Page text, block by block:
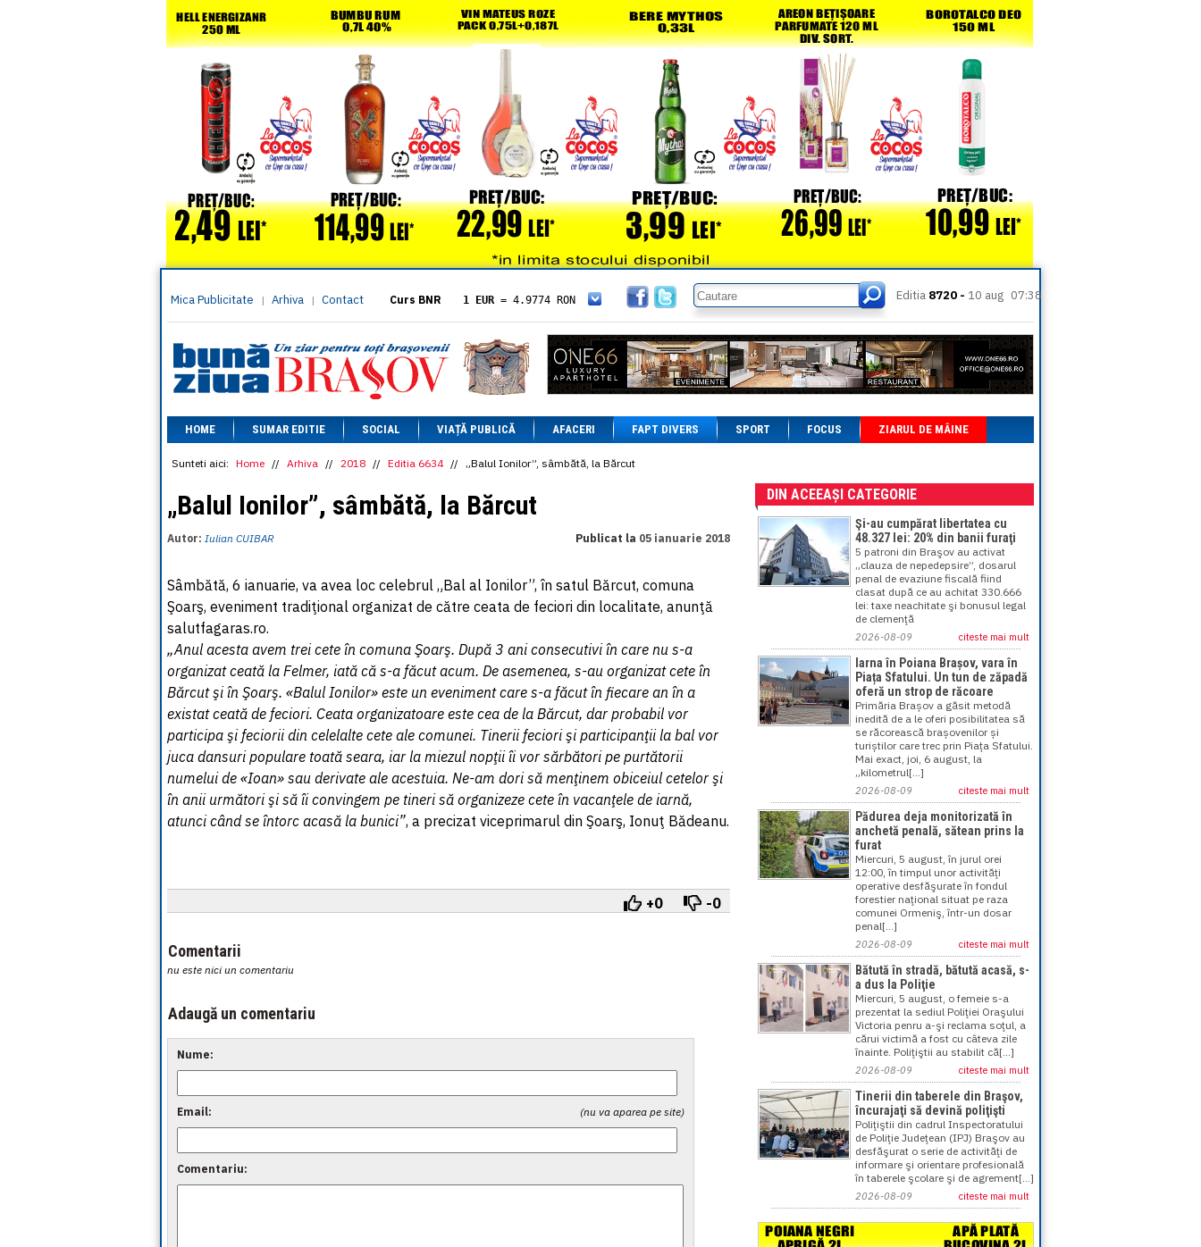
Mica Publicitate | Arhiva | Contact Curs BNR 1 EUR = 4.9774 RON
= 5.8304 RON
1 XAU= 464.4611 RON
1 AED= 1.1933 RON
1 AUD= 2.7957 RON
1 BGN= 2.5449 RON
1 CAD= 3.1559 RON
1 CHF= 5.2813 RON
1 CNY= 0.6015 RON
1 DKK
1 EGP
= 0.0860 RON
1 MDL= 0.2538 RON
1 MXN= 0.2227 RON
1 PLN = 1.1646 RON
1 RSD= 0.0425 RON
1 RUB= 0.0530 RON
= 0.4526 RON
1 TRY= 0.1141 RON
1 UAH= 0.1048 RON
1 XDR = 5.9383 RON
1 ZAR= 0.2318 RON
Editia 8720 - 10 aug 07:38
HOME SUMAR EDITIE SOCIAL VIAȚĂ PUBLICĂ AFACERI FAPT DIVERS SPORT FOCUS ZIARUL DE MÂINE
Sunteti aici: Home // Arhiva // 2018 // Editia 6634 // „Balul Ionilor”, sâmbătă, la Bărcut
„Balul Ionilor”, sâmbătă, la Bărcut
Autor: Iulian CUIBAR Publicat la 05 ianuarie 2018
Sâmbătă, 6 ianuarie, va avea loc celebrul „Bal al Ionilor”, în satul Bărcut, comuna
Şoarş, eveniment tradiţional organizat de către ceata de feciori din localitate, anunţă
salutfagaras.ro.
„Anul acesta avem trei cete în comuna Şoarş. După 3 ani consecutivi în care nu s-a
organizat ceată la Felmer, iată că s-a făcut acum. De asemenea, s-au organizat cete în
Bărcut şi în Şoarş. «Balul Ionilor» este un eveniment care s-a făcut în fiecare an în a
existat ceată de feciori. Ceata organizatoare este cea de la Bărcut, dar probabil vor
participa şi feciorii din celelalte cete ale comunei. Tinerii feciori şi participanţii la bal vor
juca dansuri populare toată seara, iar la miezul nopţii îi vor sărbători pe purtătorii
numelui de «Ioan» sau derivate ale acestuia. Ne-am dori să menţinem obiceiul cetelor şi
în anii următori şi să îi convingem pe tineri să organizeze cete în vacanţele de iarnă,
atunci când se întorc acasă la bunici”, a precizat viceprimarul din Şoarş, Ionuţ Bădeanu.
+0 -0
Comentarii
nu este nici un comentariu
Adaugă un comentariu
Nume:
(nu va aparea pe site)
Email:
Comentariu:
DIN ACEEAȘI CATEGORIE
Şi-au cumpărat libertatea cu
48.327 lei: 20% din banii furaţi
5 patroni din Braşov au activat
„clauza de nepedepsire”, dosarul
penal de evaziune fiscală fiind
clasat după ce au achitat 330.666
lei: taxe neachitate şi bonusul legal
de clemenţă
2026-08-09 citeste mai mult
Iarna în Poiana Brașov, vara în
Piața Sfatului. Un tun de zăpadă
oferă un strop de răcoare
Primăria Brașov a găsit metodă
inedită de a le oferi posibilitatea să
se răcorească brașovenilor și
turiștilor care trec prin Piața Sfatului.
Mai exact, joi, 6 august, la
„kilometrul[...]
2026-08-09 citeste mai mult
Pădurea deja monitorizată în
anchetă penală, sătean prins la
furat
Miercuri, 5 august, în jurul orei
12:00, în timpul unor activităţi
operative desfăşurate în fondul
forestier naţional situat pe raza
comunei Ormeniş, într-un dosar
penal[...]
2026-08-09 citeste mai mult
Bătută în stradă, bătută acasă, s-
a dus la Poliţie
Miercuri, 5 august, o femeie s-a
prezentat la sediul Poliţiei Oraşului
Victoria penru a-şi reclama soţul, a
cărui victimă a fost cu câteva zile
înainte. Poliţiştii au stabilit că[...]
2026-08-09 citeste mai mult
Tinerii din taberele din Braşov,
încurajaţi să devină poliţişti
Poliţiştii din cadrul Inspectoratului
de Poliţie Judeţean (IPJ) Braşov au
desfăşurat o serie de activităţi de
informare şi orientare profesională
în taberele şcolare şi de agrement[...]
2026-08-09 citeste mai mult